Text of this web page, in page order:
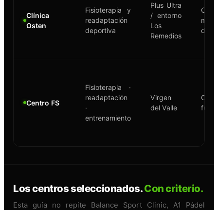
Clínica
Osten
Fisioterapia y
readaptación
deportiva
Plus Ultra
/ entorno
Los
Remedios
Centro FS
Fisioterapia ·
readaptación
·
entrenamiento
Virgen
del Valle
Los centros seleccionados.Con criterio.
Esta guía no repite Balance Sport Clinic, A1 Pádel